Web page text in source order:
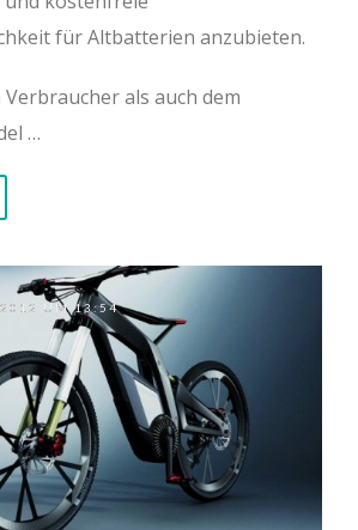
für Altbatterien anzubieten.
als auch dem
…
UM 13:54